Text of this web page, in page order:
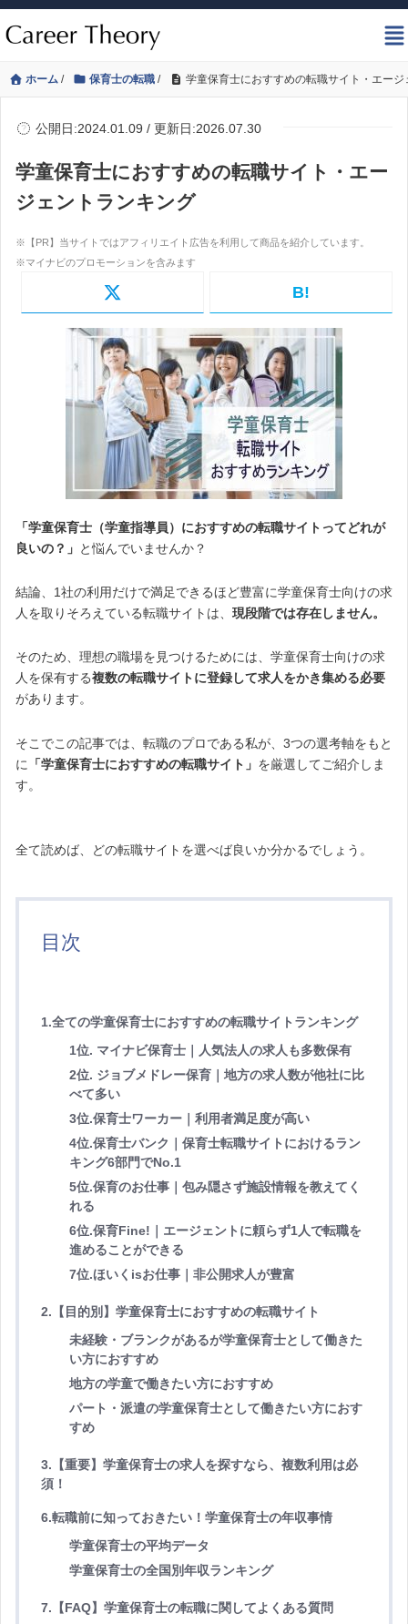
ホーム / 保育士の転職 / 学童保育士におすすめの転職サイト・エー
公開日:2024.01.09 / 更新日:2026.07.30
学童保育士におすすめの転職サイト・エー
ジェントランキング
B!
「学童保育士（学童指導員）におすすめの転職サイトってどれが
良いの？」 と悩んでいませんか？
結論、1社の利用だけで満足できるほど豊富に学童保育士向けの求
人を取りそろえている転職サイトは、 現段階では存在しません。
そのため、理想の職場を見つけるためには、学童保育士向けの求
人を保有する複数の転職サイトに登録して求人をかき集める必要
があります。
そこでこの記事では、転職のプロである私が、3つの選考軸をもと
に
「学童保育士におすすめの転職サイト」 を厳選してご紹介しま
す。
全て読めば、どの転職サイトを選べば良いか分かるでしょう。
目次
1.全ての学童保育士におすすめの転職サイトランキング
1位. マイナビ保育士｜人気法人の求人も多数保有
2位. ジョブメドレー保育｜地方の求人数が他社に比
べて多い
3位.保育士ワーカー｜利用者満足度が高い
4位.保育士バンク｜保育士転職サイトにおけるラン
キング6部門でNo.1
5位.保育のお仕事｜包み隠さず施設情報を教えてく
れる
6位.保育Fine!｜エージェントに頼らず1人で転職を
進めることができる
7位.ほいくisお仕事｜非公開求人が豊富
2.【目的別】学童保育士におすすめの転職サイト
未経験・ブランクがあるが学童保育士として働きた
い方におすすめ
地方の学童で働きたい方におすすめ
パート・派遣の学童保育士として働きたい方におす
すめ
3.【重要】学童保育士の求人を探すなら、複数利用は必
須！
6.転職前に知っておきたい！学童保育士の年収事情
学童保育士の平均データ
学童保育士の全国別年収ランキング
7.【FAQ】学童保育士の転職に関してよくある質問